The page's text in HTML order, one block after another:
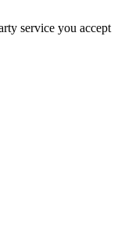
service you accept